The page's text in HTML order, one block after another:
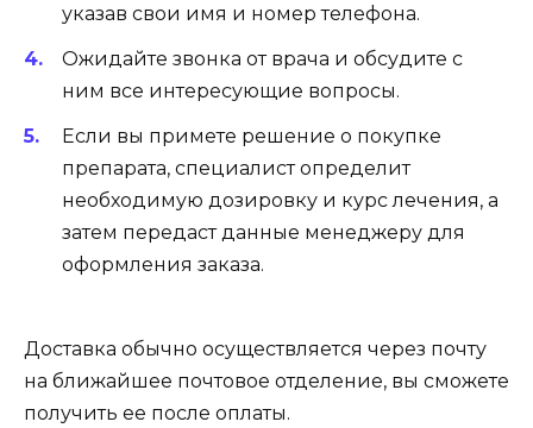
указав свои имя и номер телефона.
Ожидайте звонка от врача и обсудите с
ним все интересующие вопросы.
Если вы примете решение о покупке
препарата, специалист определит
необходимую дозировку и курс лечения, а
затем передаст данные менеджеру для
оформления заказа.
Доставка обычно осуществляется через почту
на ближайшее почтовое отделение, вы сможете
получить ее после оплаты.